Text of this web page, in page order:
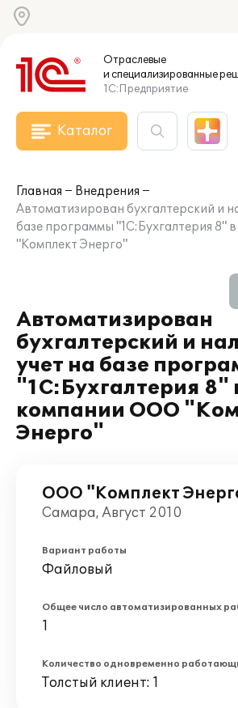
Отраслевые
и специализированные
1С:Предприятие
Каталог
Главная
Внедрения
Автоматизирован бухгалтерский и
базе программы "1С:Бухгалтерия 8"
"Комплект Энерго"
Автоматизирован
бухгалтерский и
учет на базе
"1С:Бухгалтерия 8"
компании ООО
Энерго"
ООО "Комплект
Самара, Август 2010
Вариант работы
Файловый
Общее число автоматизированных
1
Количество одновременно
Толстый клиент: 1